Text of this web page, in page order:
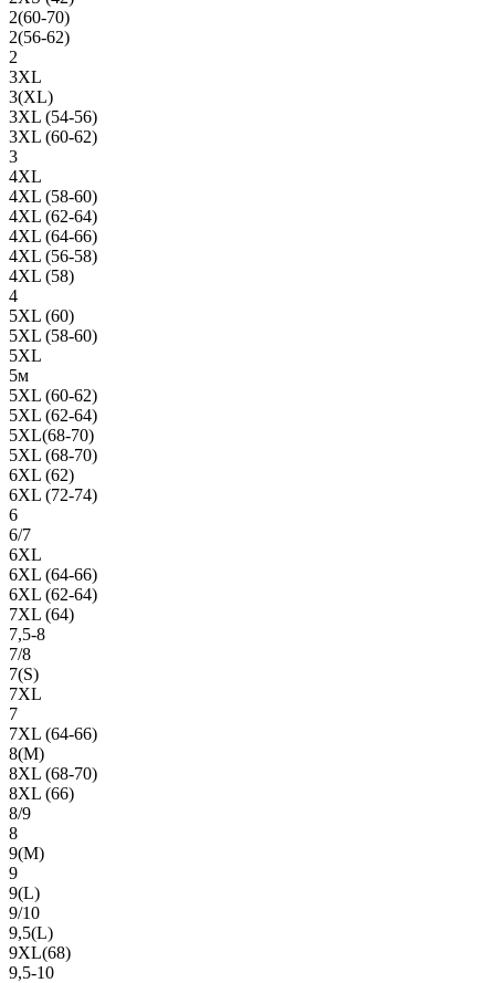
2(60-70)
2(56-62)
2
3XL
3(XL)
3XL (54-56)
3XL (60-62)
3
4XL
4XL (58-60)
4XL (62-64)
4XL (64-66)
4XL (56-58)
4XL (58)
4
5XL (60)
5XL (58-60)
5XL
5м
5XL (60-62)
5XL (62-64)
5XL(68-70)
5XL (68-70)
6XL (62)
6XL (72-74)
6
6/7
6XL
6XL (64-66)
6XL (62-64)
7XL (64)
7,5-8
7/8
7(S)
7XL
7
7XL (64-66)
8(М)
8XL (68-70)
8XL (66)
8/9
8
9(М)
9
9(L)
9/10
9,5(L)
9XL(68)
9,5-10